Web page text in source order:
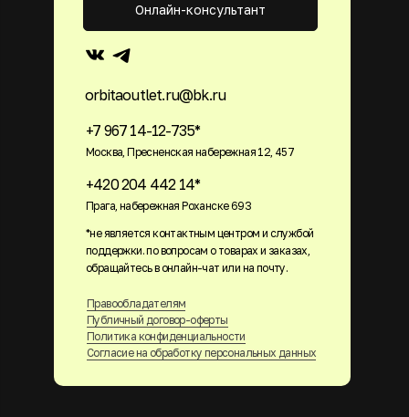
+7 967 14-12-735*
Москва, Пресненская набережная 12, 457
+420 204 442 14*
Прага, набережная Роханске 693
orbitaoutlet.ru@bk.ru
Правообладателям
Публичный договор-оферты
Политика конфиденциальности
Согласие на обработку персональных данных
Онлайн-консультант
*не является контактным центром и службой
поддержки. по вопросам о товарах и заказах,
обращайтесь в онлайн-чат или на почту.